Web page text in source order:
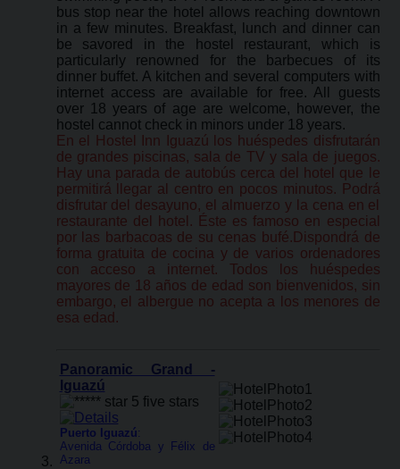
bus stop near the hotel allows reaching downtown
in a few minutes. Breakfast, lunch and dinner can
be savored in the hostel restaurant, which is
particularly renowned for the barbecues of its
dinner buffet. A kitchen and several computers with
internet access are available for free. All guests
over 18 years of age are welcome, however, the
hostel cannot check in minors under 18 years.
En el Hostel Inn Iguazú los huéspedes disfrutarán
de grandes piscinas, sala de TV y sala de juegos.
Hay una parada de autobús cerca del hotel que le
permitirá llegar al centro en pocos minutos. Podrá
disfrutar del desayuno, el almuerzo y la cena en el
restaurante del hotel. Éste es famoso en especial
por las barbacoas de su cenas bufé.Dispondrá de
forma gratuita de cocina y de varios ordenadores
con acceso a internet. Todos los huéspedes
mayores de 18 años de edad son bienvenidos, sin
embargo, el albergue no acepta a los menores de
esa edad.
Panoramic Grand -
Iguazú
Puerto Iguazú:
Avenida Córdoba y Félix de
Azara